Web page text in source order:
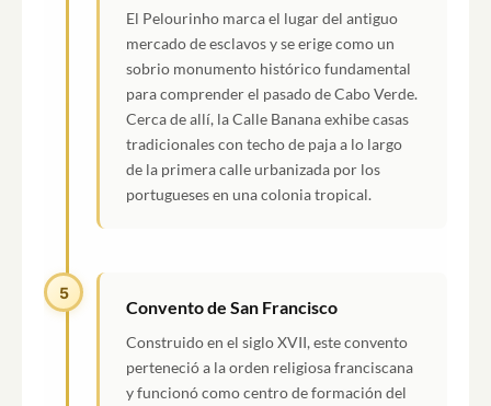
El Pelourinho marca el lugar del antiguo
mercado de esclavos y se erige como un
sobrio monumento histórico fundamental
para comprender el pasado de Cabo Verde.
Cerca de allí, la Calle Banana exhibe casas
tradicionales con techo de paja a lo largo
de la primera calle urbanizada por los
portugueses en una colonia tropical.
5
Convento de San Francisco
Construido en el siglo XVII, este convento
perteneció a la orden religiosa franciscana
y funcionó como centro de formación del